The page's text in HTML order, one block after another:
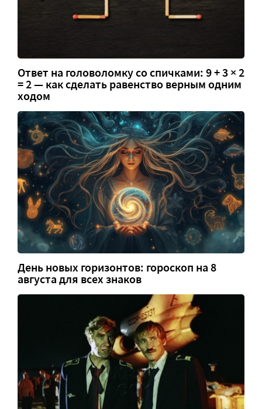
Ответ на головоломку со спичками: 9 + 3 × 2
= 2 — как сделать равенство верным одним
ходом
День новых горизонтов: гороскоп на 8
августа для всех знаков